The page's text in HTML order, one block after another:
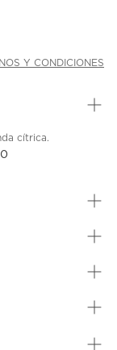
Y CONDICIONES
cítrica.